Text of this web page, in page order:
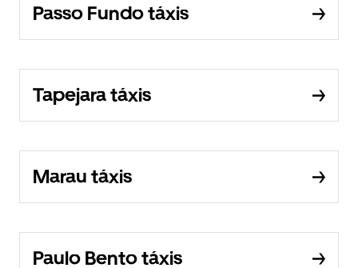
Passo Fundo táxis
Tapejara táxis
Marau táxis
Paulo Bento táxis